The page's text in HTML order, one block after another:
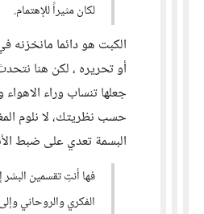
لكان مثيراً للإهتمام.
الكبت هو دائما مانخزنه
أو تحريره ، لكن هنا
جعلها تنساب وراء
حسب نظريتك، لا نلوم
البسمة تعدي على ضبط
فها أنتِ تقسمين البشر
الفكري والروحاني